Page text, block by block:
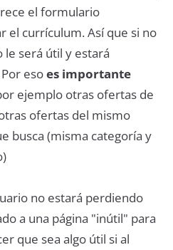
el formulario
el currículum. Así que si no
le será útil y estará
esoes importante
ejemplo otras ofertas de
ofertas del mismo
busca (misma categoría y
no estará perdiendo
a una página "inútil" para
que sea algo útil si al